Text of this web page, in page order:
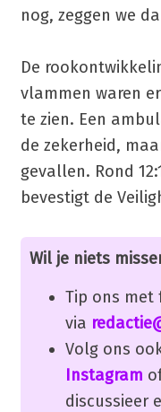
nog, zeggen we
De
vlammen waren
te zien. Een
de zekerheid,
gevallen. Rond
bevestigt de
Wil je niets
Tip ons met
via
Volg ons
Instagram
discussieer